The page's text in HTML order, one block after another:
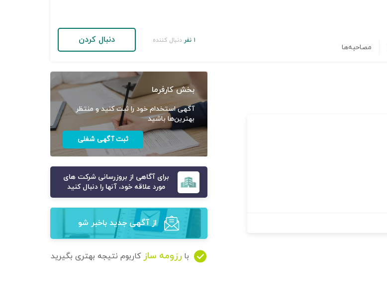
مصاحبه‌ها
۱ نفر دنبال کننده دنبال کردن
بخش کارفرما
آگهی استخدام خود را ثبت کنید و منتظر
بهترین‌ها باشید
ثبت آگهی شغلی
برای آگاهی از بروزرسانی شرکت های
مورد علاقه خود، آنها را دنبال کنید
از آگهی‌ جدید باخبر شو
با رزومه ساز کاربوم نتیجه بهتری بگیرید